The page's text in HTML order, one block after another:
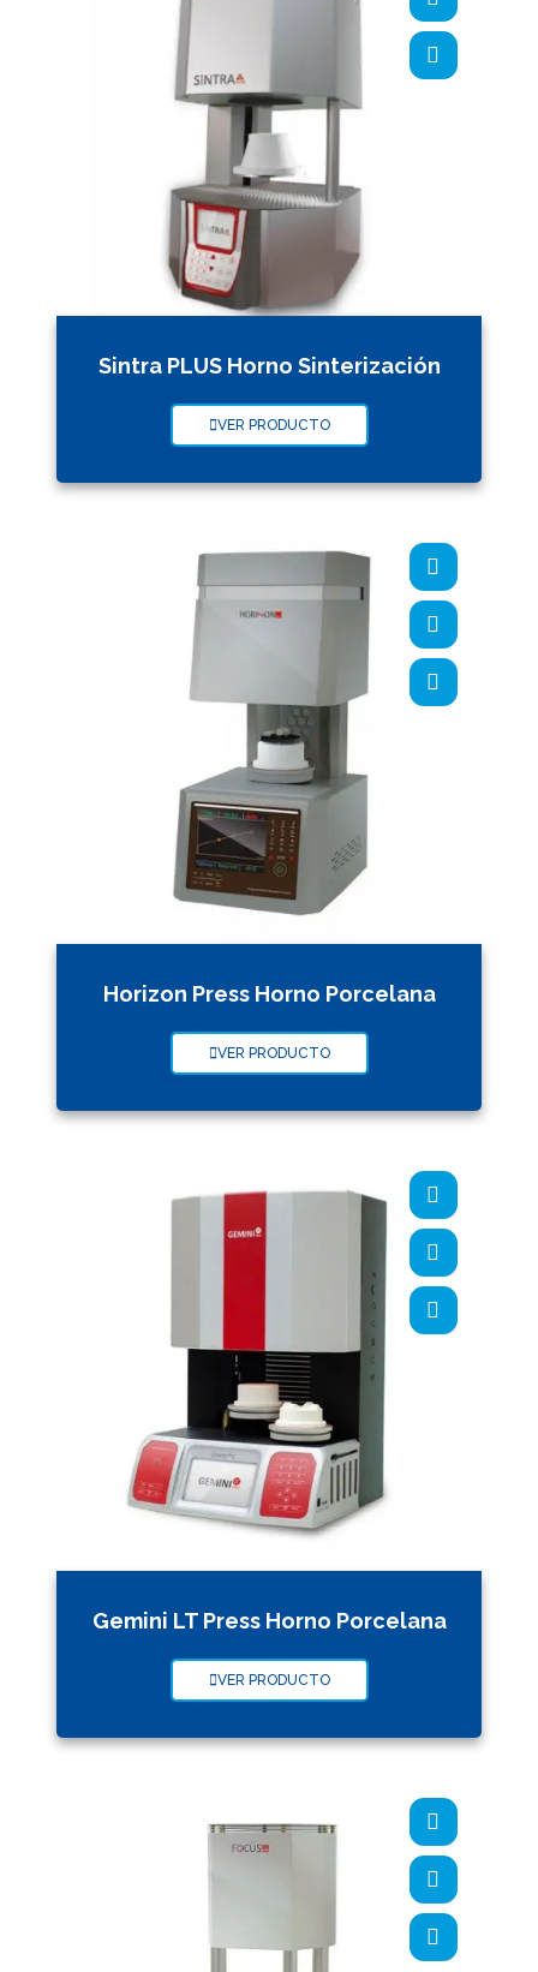
Sintra PLUS Horno Sinterización
VER PRODUCTO
Horizon Press Horno Porcelana
VER PRODUCTO
Gemini LT Press Horno Porcelana
VER PRODUCTO